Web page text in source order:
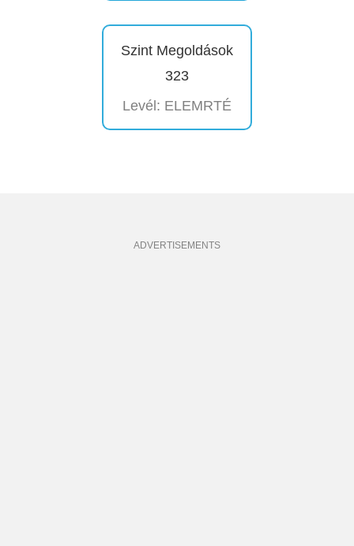
Szint Megoldások
323
Levél: ELEMRTÉ
ADVERTISEMENTS